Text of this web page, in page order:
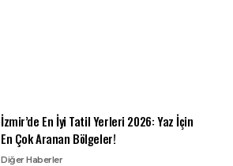
İzmir’de En İyi Tatil Yerleri 2026: Yaz İçin
En Çok Aranan Bölgeler!
Diğer Haberler